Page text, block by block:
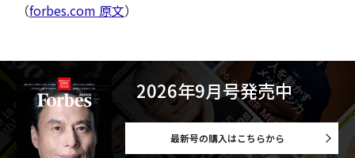
（forbes.com 原文）
2026年9月号発売中
最新号の購入はこちらから